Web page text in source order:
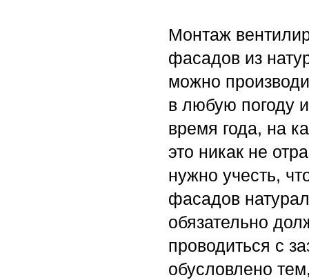
Монтаж
фасадов из
можно
в любую погоду
время года, на
это никак не
нужно учесть,
фасадов
обязательно
проводиться с
обусловлено